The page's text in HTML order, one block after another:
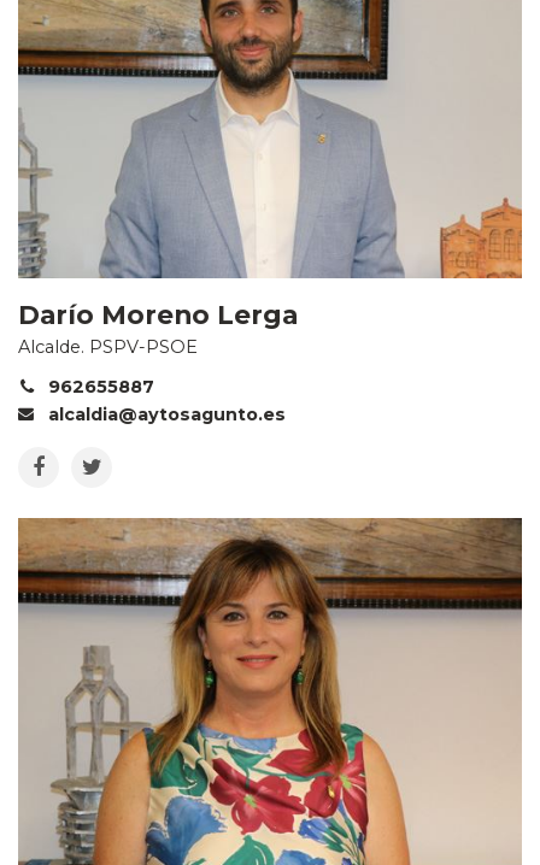
Darío Moreno Lerga
Alcalde. PSPV-PSOE
962655887
alcaldia@aytosagunto.es